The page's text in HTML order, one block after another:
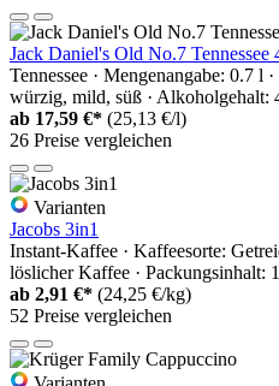
Jack Daniel's Old No.7 Tennessee
Tennessee · Mengenangabe: 0.7 l
würzig, mild, süß · Alkoholgehalt:
ab 17,59 €* (25,13 €/l)
26 Preise vergleichen
Varianten
Jacobs 3in1
Instant-Kaffee · Kaffeesorte:
löslicher Kaffee · Packungsinhalt:
ab 2,91 €* (24,25 €/kg)
52 Preise vergleichen